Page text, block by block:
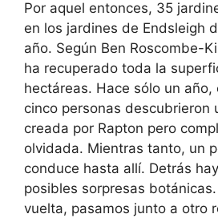
Por aquel entonces, 35
en los jardines de Endsleigh
año. Según Ben Roscombe-
ha recuperado toda la
hectáreas. Hace sólo un año,
cinco personas descubrieron
creada por Rapton pero
olvidada. Mientras tanto, un
conduce hasta allí. Detrás
posibles sorpresas
vuelta, pasamos junto a otro